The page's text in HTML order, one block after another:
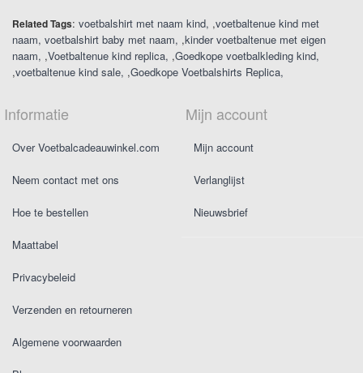
Related Tags: voetbalshirt met naam kind ,voetbaltenue kind met
naam voetbalshirt baby met naam ,kinder voetbaltenue met eigen
naam ,Voetbaltenue kind replica ,Goedkope voetbalkleding kind
,voetbaltenue kind sale ,Goedkope Voetbalshirts Replica
Informatie
Over Voetbalcadeauwinkel.com
Neem contact met ons
Hoe te bestellen
Maattabel
Privacybeleid
Verzenden en retourneren
Algemene voorwaarden
Mijn account
Mijn account
Verlanglijst
Nieuwsbrief